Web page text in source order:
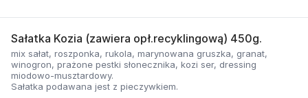
Sałatka Kozia (zawiera opł.recyklingową) 450g.
mix sałat, roszponka, rukola, marynowana gruszka, granat,
winogron, prażone pestki słonecznika, kozi ser, dressing
miodowo-musztardowy.
Sałatka podawana jest z pieczywkiem.